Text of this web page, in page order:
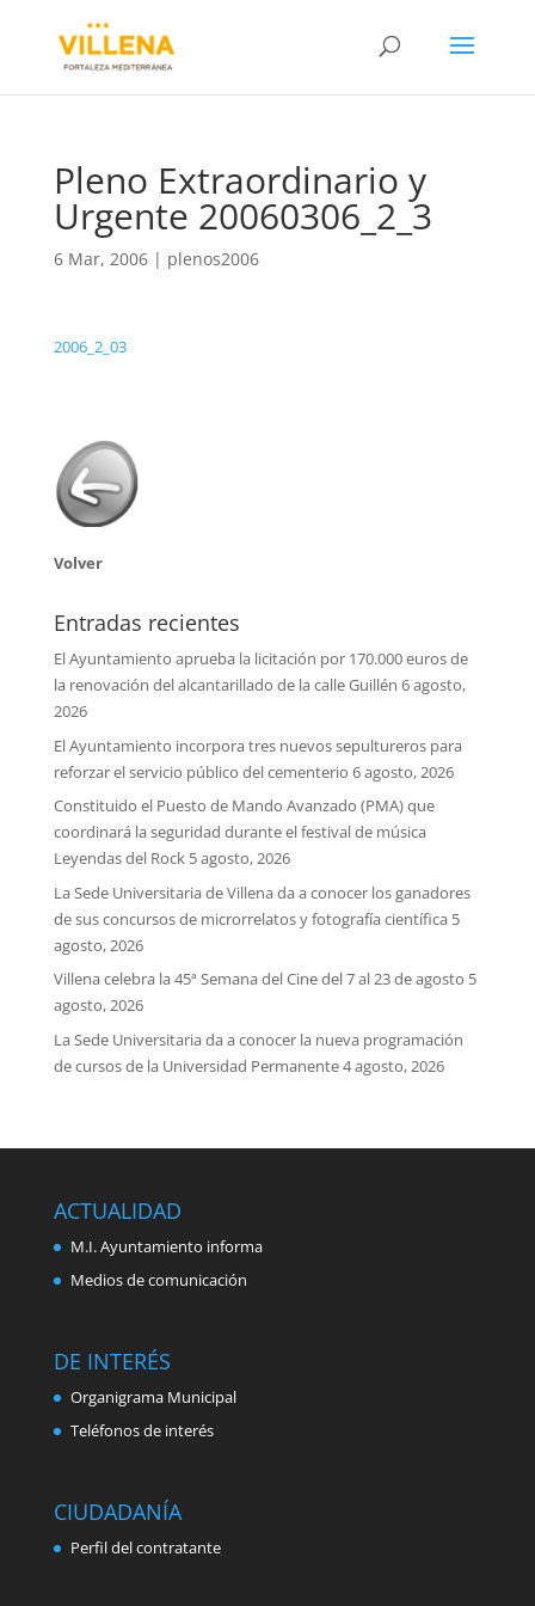
Pleno Extraordinario y
Urgente 20060306_2_3
6 Mar, 2006| plenos2006
2006_2_03
Volver
Entradas recientes
El Ayuntamiento aprueba la licitación por 170.000 euros de
la renovación del alcantarillado de la calle Guillén 6 agosto,
2026
El Ayuntamiento incorpora tres nuevos sepultureros para
reforzar el servicio público del cementerio 6 agosto, 2026
Constituido el Puesto de Mando Avanzado (PMA) que
coordinará la seguridad durante el festival de música
Leyendas del Rock 5 agosto, 2026
La Sede Universitaria de Villena da a conocer los ganadores
de sus concursos de microrrelatos y fotografía científica 5
agosto, 2026
Villena celebra la 45ª Semana del Cine del 7 al 23 de agosto 5
agosto, 2026
La Sede Universitaria da a conocer la nueva programación
de cursos de la Universidad Permanente4 agosto, 2026
ACTUALIDAD
M.I. Ayuntamiento informa
Medios de comunicación
DE INTERÉS
Organigrama Municipal
Teléfonos de interés
CIUDADANÍA
Perfil del contratante